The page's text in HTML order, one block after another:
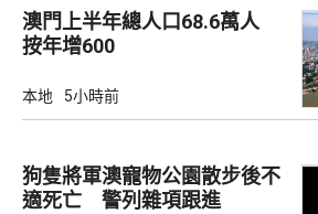
澳門上半年總人口68.6萬人
按年增600
本地 5小時前
狗隻將軍澳寵物公園散步後不
適死亡 警列雜項跟進